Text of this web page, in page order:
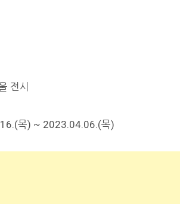
전시
목) ~ 2023.04.06.(목)